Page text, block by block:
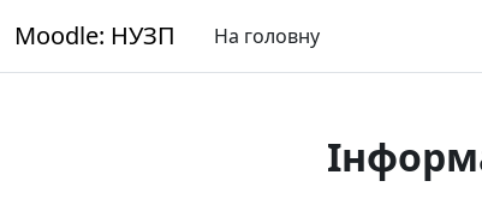
Moodle: НУЗП На головну